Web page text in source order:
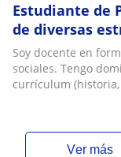
Estudiante de
de diversas
asignaturas
Soy docente en
sociales. Tengo
currículum
ver más